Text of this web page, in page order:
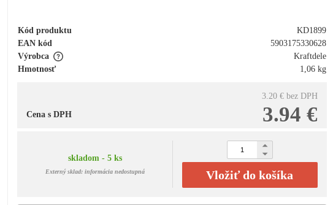
Kód produktu
KD1899
EAN kód
5903175330628
Výrobca
Kraftdele
Hmotnosť
1,06 kg
3.20 € bez DPH
3.94 €
Cena s DPH
skladom - 5 ks
Externý sklad: informácia nedostupná Vložiť do košíka